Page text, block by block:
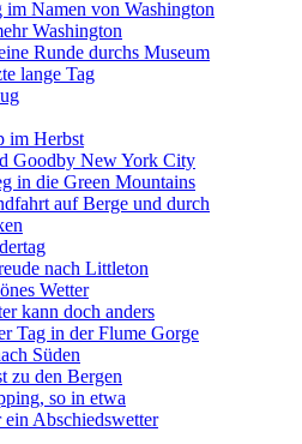
im Namen von Washington
Washington
Runde durchs Museum
lange Tag
im Herbst
Goodby New York City
in die Green Mountains
auf Berge und durch
nach Littleton
Wetter
kann doch anders
Tag in der Flume Gorge
Süden
zu den Bergen
so in etwa
Abschiedswetter